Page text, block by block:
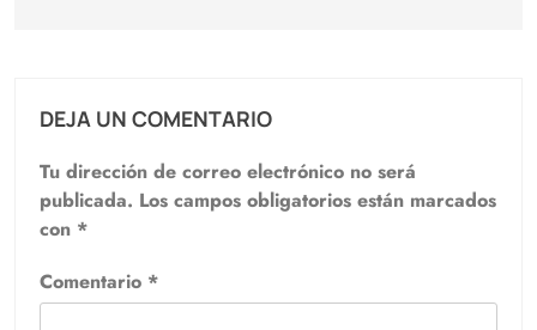
DEJA UN COMENTARIO
Tu dirección de correo electrónico no será
publicada. Los campos obligatorios están marcados
con *
Comentario *